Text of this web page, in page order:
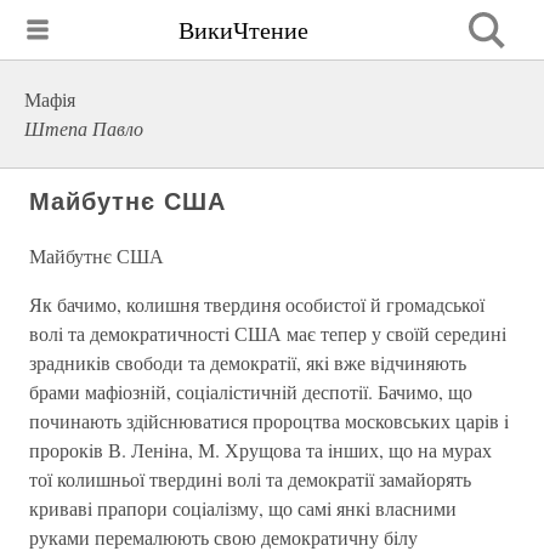
ВикиЧтение
Мафія
Штепа Павло
Майбутнє США
Майбутнє США
Як бачимо, колишня твердиня особистої й громадської
волi та демократичностi США має тепер у своїй серединi
зрадникiв свободи та демократiї, якi вже вiдчиняють
брами мафiознiй, соцiалiстичнiй деспотiї. Бачимо, що
починають здiйснюватися пророцтва московських царiв i
пророкiв В. Ленiна, М. Хрущова та iнших, що на мурах
тої колишньої твердинi волi та демократiї замайорять
кривавi прапори соцiалiзму, що самi янкi власними
руками перемалюють свою демократичну бiлу